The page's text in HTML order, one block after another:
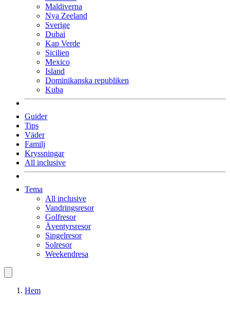
Maldiverna
Nya Zeeland
Sverige
Dubai
Kap Verde
Sicilien
Mexico
Island
Dominikanska republiken
Kuba
Guider
Tips
Väder
Familj
Kryssningar
All inclusive
Tema
All inclusive
Vandringsresor
Golfresor
Äventyrsresor
Singelresor
Solresor
Weekendresa
Hem